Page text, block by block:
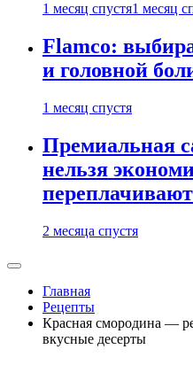
1 месяц спустя1 месяц
Flamco:
и головной
1 месяц спустя
Премиальная
нельзя
2 месяца спустя
Главная
Рецепты
Красная смородина —
вкусные десерты